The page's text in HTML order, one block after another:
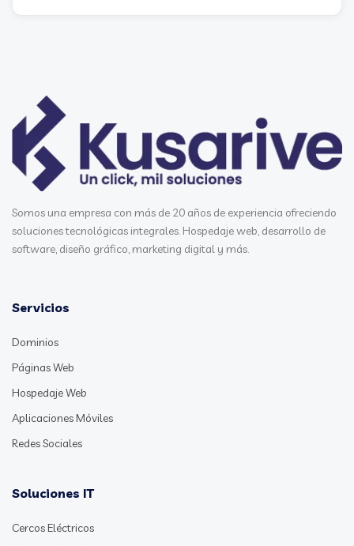
Somos una empresa con más de 20 años de experiencia ofreciendo
soluciones tecnológicas integrales. Hospedaje web, desarrollo de
software, diseño gráfico, marketing digital y más.
Servicios
Dominios
Páginas Web
Hospedaje Web
Aplicaciones Móviles
Redes Sociales
Soluciones IT
Cercos Eléctricos